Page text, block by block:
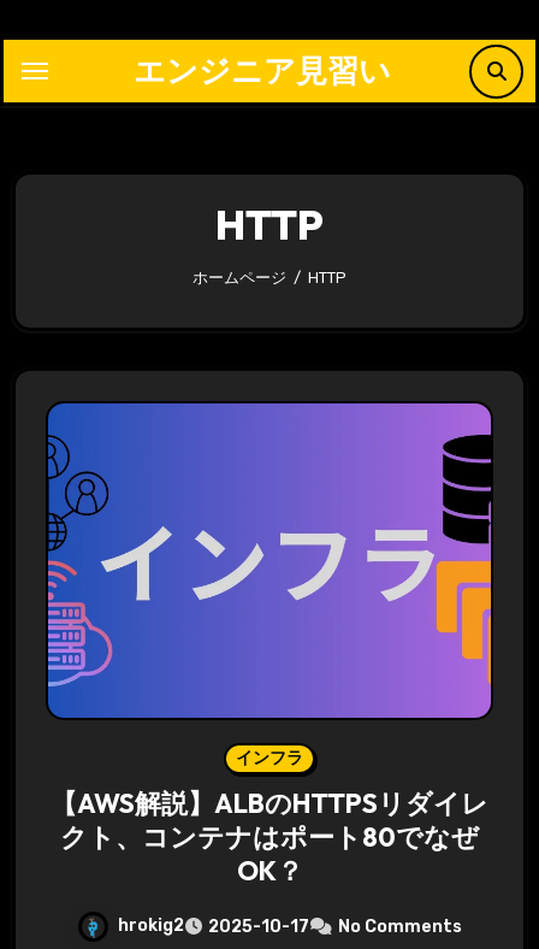
ッ
エンジニア見習い
HTTP
ホームページ HTTP
インフラ
【AWS解説】ALBのHTTPSリダイレ
クト、コンテナはポート80でなぜ
OK？
hrokig2 2025-10-17 No Comments